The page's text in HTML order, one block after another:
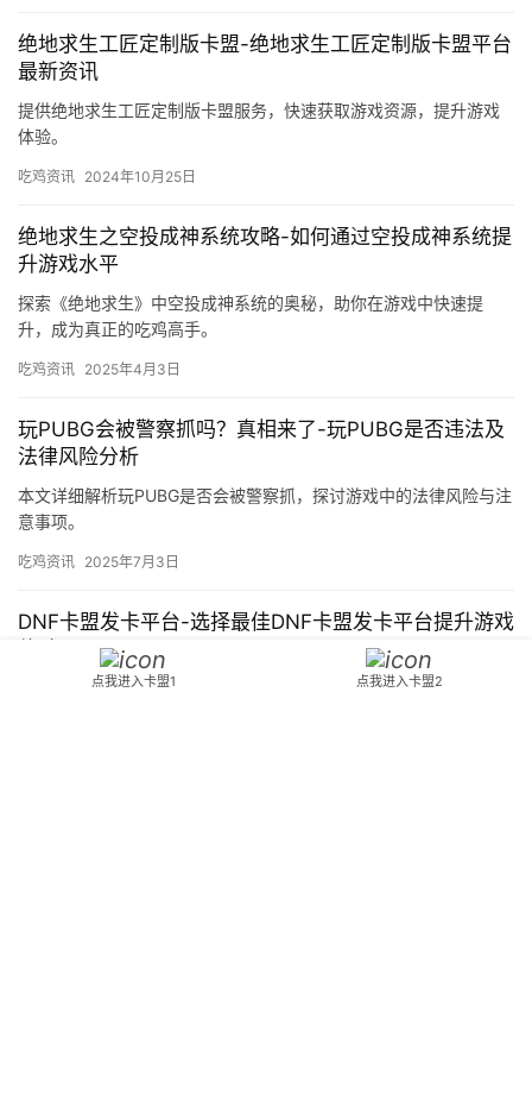
绝地求生工匠定制版卡盟-绝地求生工匠定制版卡盟平台
最新资讯
提供绝地求生工匠定制版卡盟服务，快速获取游戏资源，提升游戏
体验。
吃鸡资讯 2024年10月25日
绝地求生之空投成神系统攻略-如何通过空投成神系统提
升游戏水平
探索《绝地求生》中空投成神系统的奥秘，助你在游戏中快速提
升，成为真正的吃鸡高手。
吃鸡资讯 2025年4月3日
玩PUBG会被警察抓吗？真相来了-玩PUBG是否违法及
法律风险分析
本文详细解析玩PUBG是否会被警察抓，探讨游戏中的法律风险与注
意事项。
吃鸡资讯 2025年7月3日
DNF卡盟发卡平台-选择最佳DNF卡盟发卡平台提升游戏
探索最佳DNF卡盟发卡平台，优化游戏体验，轻松交易各种虚拟道
点我进入卡盟1 点我进入卡盟2